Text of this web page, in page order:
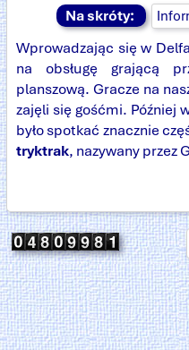
Na skróty:
Wprowadzając się w
na obsługę grającą
planszową. Gracze na
zajęli się gośćmi. Później
było spotkać znacznie
tryktrak, nazywany przez